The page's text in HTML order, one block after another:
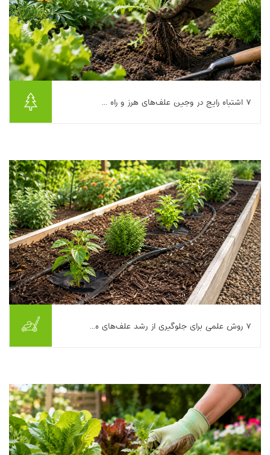
اگر چند روز بعد از وجین علف‌های هرز دوباره همان سبزیِ سمج را
بیشتر بخوانیم ...
۷ اشتباه رایج در وجین علف‌های هرز و راه ...
اگر تا امروز با یک گلدان یا باغچه‌ی مرتب شروع کرده‌اید و چند هفته
بیشتر بخوانیم ...
۷ روش علمی برای جلوگیری از رشد علف‌های ه...